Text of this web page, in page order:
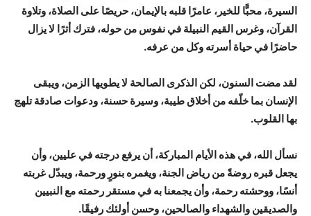
السيرة، محبًّا للخير، عامرًا قلبه بالإيمان، حريصًا على الصلاة، وتلاوة
القرآن، وغرس القيم النبيلة في نفوس من حوله، فترك أثرًا لا يزال
حاضرًا في حياة أسرته وكل من عرفه.
لقد مضت السنون، لكن الذكرى الصالحة لا يطويها الزمن، ويبقى
الإنسان بما خلّفه من أخلاق طيبة، وسيرة حسنة، ودعوات صادقة تلهج
بها القلوب.
نسأل الله، في هذه الأيام المباركة، أن يرفع درجته في عليين، وأن
يجعل قبره روضةً من رياض الجنة، ويغمره بنورٍ ورحمة، ويبدّل غربته
أنسًا، ووحشته رحمة، وأن يجمعنا به في مستقر رحمته مع النبيين
والصديقين والشهداء والصالحين، وحسن أولئك رفيقًا.